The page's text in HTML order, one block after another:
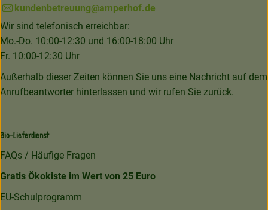
kundenbetreuung@amperhof.de
Wir sind telefonisch erreichbar:
Mo.-Do. 10:00-12:30 und 16:00-18:00 Uhr
Fr. 10:00-12:30 Uhr
Außerhalb dieser Zeiten können Sie uns eine Nachricht auf dem
Anrufbeantworter hinterlassen und wir rufen Sie zurück.
Bio-Lieferdienst
FAQs / Häufige Fragen
Gratis Ökokiste im Wert von 25 Euro
EU-Schulprogramm